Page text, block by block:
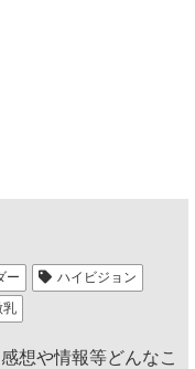
ー
ハイビジョン
乳
想や情報等どんなこ